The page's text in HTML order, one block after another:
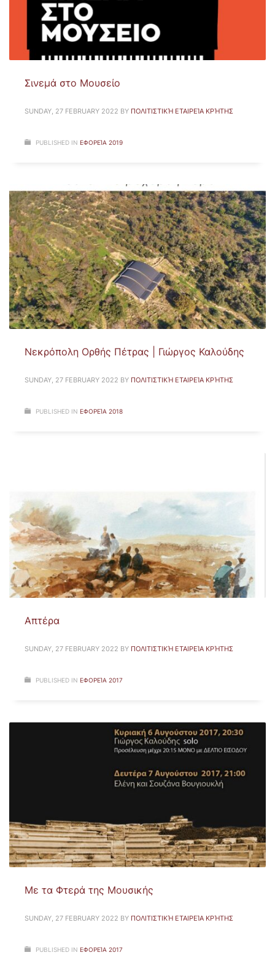
Σινεμά στο Μουσείο
SUNDAY, 27 FEBRUARY 2022 BY ΠΟΛΙΤΙΣΤΙΚΉ ΕΤΑΙΡΕΊΑ ΚΡΉΤΗΣ
PUBLISHED IN ΕΦΟΡΕΊΑ 2019
Νεκρόπολη Ορθής Πέτρας | Γιώργος Καλούδης
SUNDAY, 27 FEBRUARY 2022 BY ΠΟΛΙΤΙΣΤΙΚΉ ΕΤΑΙΡΕΊΑ ΚΡΉΤΗΣ
PUBLISHED IN ΕΦΟΡΕΊΑ 2018
Απτέρα
SUNDAY, 27 FEBRUARY 2022 BY ΠΟΛΙΤΙΣΤΙΚΉ ΕΤΑΙΡΕΊΑ ΚΡΉΤΗΣ
PUBLISHED IN ΕΦΟΡΕΊΑ 2017
Με τα Φτερά της Μουσικής
SUNDAY, 27 FEBRUARY 2022 BY ΠΟΛΙΤΙΣΤΙΚΉ ΕΤΑΙΡΕΊΑ ΚΡΉΤΗΣ
PUBLISHED IN ΕΦΟΡΕΊΑ 2017